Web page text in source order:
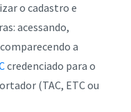
o cadastro e
acessando,
a
credenciado para o
(TAC, ETC ou